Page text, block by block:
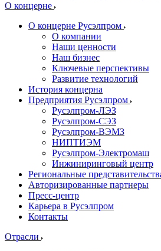
О концерне
О концерне Русэлпром
О компании
Наши ценности
Наш бизнес
Ключевые перспективы
Развитие технологий
История концерна
Предприятия Русэлпром
Русэлпром-ЛЭЗ
Русэлпром-СЭЗ
Русэлпром-ВЭМЗ
НИПТИЭМ
Русэлпром-Электромаш
Инжиниринговый центр
Региональные
Авторизированные партнеры
Пресс-центр
Карьера в Русэлпром
Контакты
Отрасли